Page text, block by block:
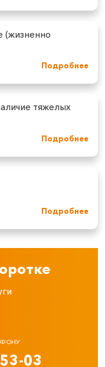
(жизненно
Подробнее
тяжелых
Подробнее
Подробнее
03